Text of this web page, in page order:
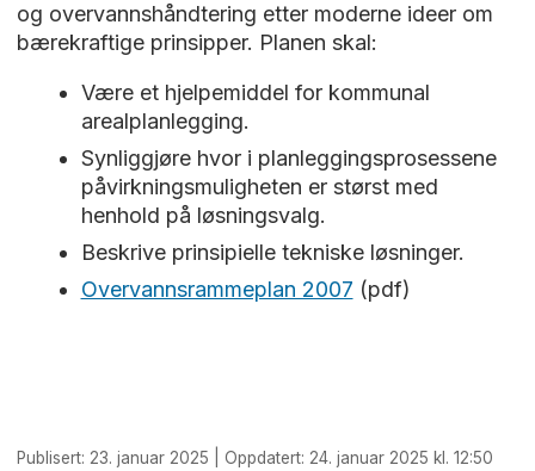
og overvannshåndtering etter moderne ideer om
bærekraftige prinsipper. Planen skal:
Være et hjelpemiddel for kommunal
arealplanlegging.
Synliggjøre hvor i planleggingsprosessene
påvirkningsmuligheten er størst med
henhold på løsningsvalg.
Beskrive prinsipielle tekniske løsninger.
Overvannsrammeplan 2007 (pdf)
Publisert: 23. januar 2025 | Oppdatert: 24. januar 2025 kl. 12:50